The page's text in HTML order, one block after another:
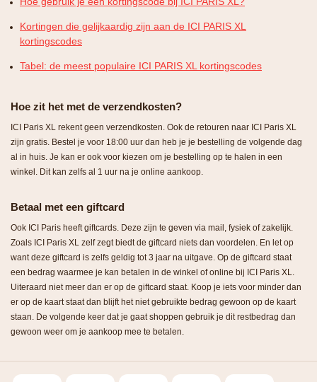
Kortingen die gelijkaardig zijn aan de ICI PARIS XL
kortingscodes
Tabel: de meest populaire ICI PARIS XL kortingscodes
Hoe zit het met de verzendkosten?
ICI Paris XL rekent geen verzendkosten. Ook de retouren naar ICI Paris XL
zijn gratis. Bestel je voor 18:00 uur dan heb je je bestelling de volgende dag
al in huis. Je kan er ook voor kiezen om je bestelling op te halen in een
winkel. Dit kan zelfs al 1 uur na je online aankoop.
Betaal met een giftcard
Ook ICI Paris heeft giftcards. Deze zijn te geven via mail, fysiek of zakelijk.
Zoals ICI Paris XL zelf zegt biedt de giftcard niets dan voordelen. En let op
want deze giftcard is zelfs geldig tot 3 jaar na uitgave. Op de giftcard staat
een bedrag waarmee je kan betalen in de winkel of online bij ICI Paris XL.
Uiteraard niet meer dan er op de giftcard staat. Koop je iets voor minder dan
er op de kaart staat dan blijft het niet gebruikte bedrag gewoon op de kaart
staan. De volgende keer dat je gaat shoppen gebruik je dit restbedrag dan
gewoon weer om je aankoop mee te betalen.